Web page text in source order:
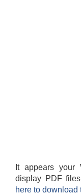
It appears your
display PDF
here to download